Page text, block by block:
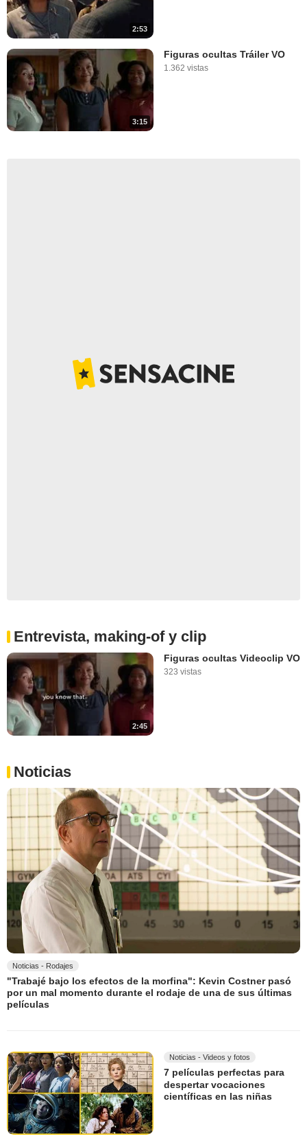
2:53
3:15
Figuras ocultas Tráiler VO
1.362 vistas
Entrevista, making-of y clip
2:45
Figuras ocultas Videoclip VO
323 vistas
Noticias
Noticias - Rodajes
"Trabajé bajo los efectos de la morfina": Kevin Costner pasó
por un mal momento durante el rodaje de una de sus últimas
películas
Noticias - Videos y fotos
7 películas perfectas para
despertar vocaciones
científicas en las niñas